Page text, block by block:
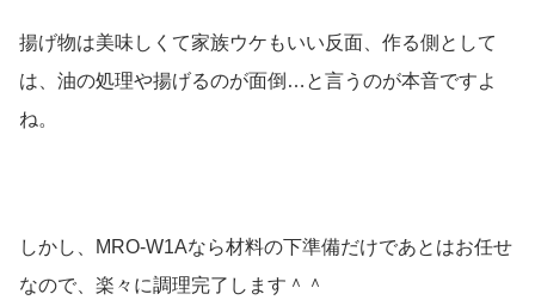
揚げ物は美味しくて家族ウケもいい反面、作る側として
は、油の処理や揚げるのが面倒…と言うのが本音ですよ
ね。
しかし、MRO-W1Aなら材料の下準備だけであとはお任せ
なので、楽々に調理完了します＾＾